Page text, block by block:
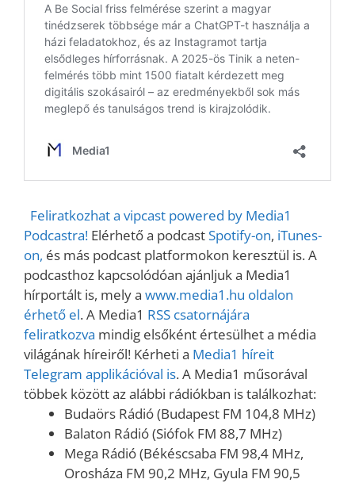
Feliratkozhat a vipcast powered by Media1
Podcastra! Elérhető a podcastSpotify-on, iTunes-
on, és más podcast platformokon keresztül is. A
podcasthoz kapcsolódóan ajánljuk a Media1
hírportált is, mely a www.media1.hu oldalon
érhető el. A Media1 RSS csatornájára
feliratkozva mindig elsőként értesülhet a média
világának híreiről! Kérheti a Media1 híreit
Telegram applikációval is. A Media1 műsorával
többek között az alábbi rádiókban is találkozhat:
Budaörs Rádió (Budapest FM 104,8 MHz)
Balaton Rádió (Siófok FM 88,7 MHz)
Mega Rádió (Békéscsaba FM 98,4 MHz,
Orosháza FM 90,2 MHz, Gyula FM 90,5